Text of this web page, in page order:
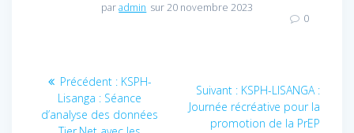
paradmin sur 20 novembre 2023
0
Navigation
Précédent : Article
précédent
:
KSPH-
Lisanga : Séance
d’analyse des données
Suivant : Article
suivant
:
KSPH-LISANGA :
Journée récréative pour la
promotion de la PrEP